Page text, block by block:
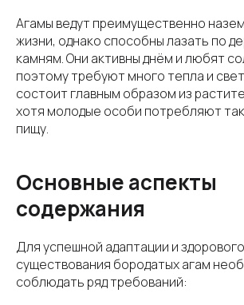
Агамы ведут преимущественно
жизни, однако способны лазать по
камням. Они активны днём и любят
поэтому требуют много тепла и
состоит главным образом из
хотя молодые особи потребляют
пищу.
Основные аспекты
содержания
Для успешной адаптации и здорового
существования бородатых агам
соблюдать ряд требований: